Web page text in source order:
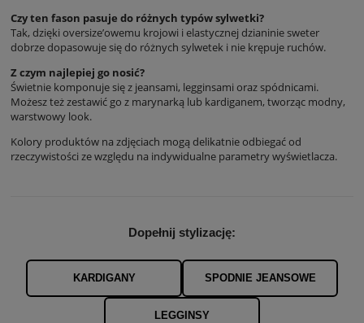
Czy ten fason pasuje do różnych typów sylwetki?
Tak, dzięki oversize’owemu krojowi i elastycznej dzianinie sweter
dobrze dopasowuje się do różnych sylwetek i nie krępuje ruchów.
Z czym najlepiej go nosić?
Świetnie komponuje się z jeansami, legginsami oraz spódnicami.
Możesz też zestawić go z marynarką lub kardiganem, tworząc modny,
warstwowy look.
Kolory produktów na zdjęciach mogą delikatnie odbiegać od
rzeczywistości ze względu na indywidualne parametry wyświetlacza.
Dopełnij stylizację:
KARDIGANY SPODNIE JEANSOWE
LEGGINSY